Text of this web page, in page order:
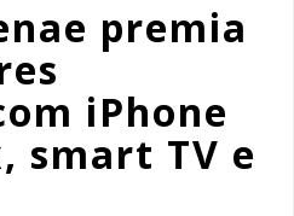
premia
iPhone
smart TV e